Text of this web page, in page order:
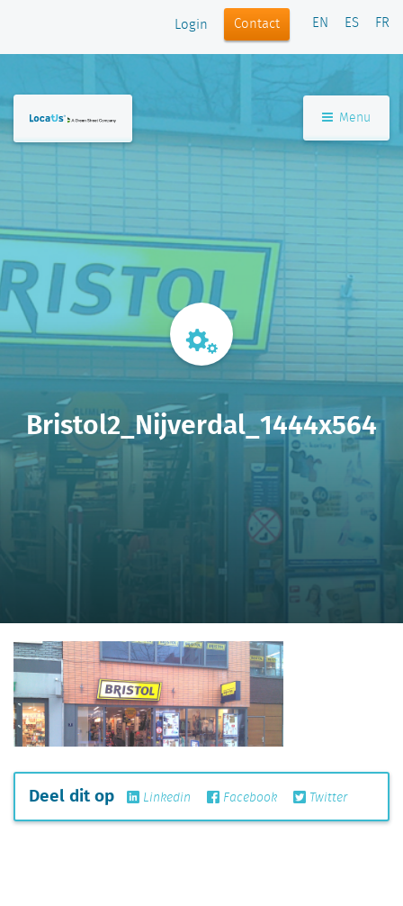
Login Contact EN ES FR
Menu
Bristol2_Nijverdal_1444x564
Deel dit op Linkedin Facebook Twitter